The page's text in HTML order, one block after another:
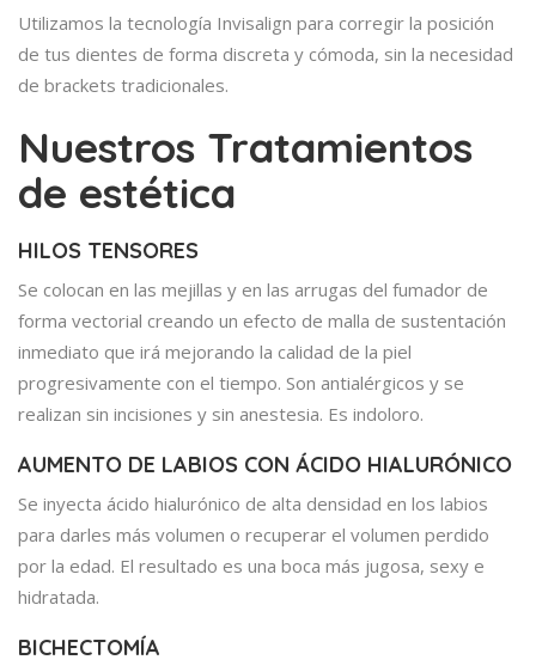
Utilizamos la tecnología Invisalign para corregir la posición
de tus dientes de forma discreta y cómoda, sin la necesidad
de brackets tradicionales.
Nuestros Tratamientos
de estética
HILOS TENSORES
Se colocan en las mejillas y en las arrugas del fumador de
forma vectorial creando un efecto de malla de sustentación
inmediato que irá mejorando la calidad de la piel
progresivamente con el tiempo. Son antialérgicos y se
realizan sin incisiones y sin anestesia. Es indoloro.
AUMENTO DE LABIOS CON ÁCIDO HIALURÓNICO
Se inyecta ácido hialurónico de alta densidad en los labios
para darles más volumen o recuperar el volumen perdido
por la edad. El resultado es una boca más jugosa, sexy e
hidratada.
BICHECTOMÍA